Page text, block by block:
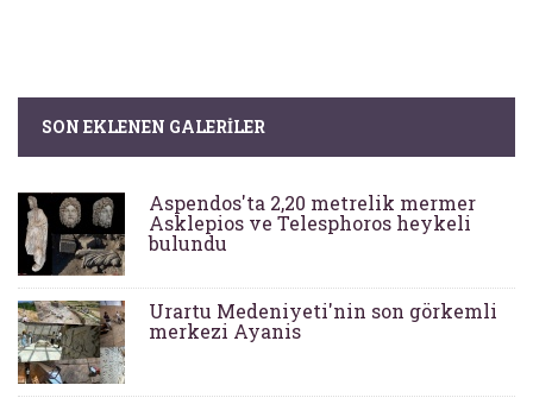
SON EKLENEN GALERILER
Aspendos'ta 2,20 metrelik mermer
Asklepios ve Telesphoros heykeli
bulundu
Urartu Medeniyeti'nin son görkemli
merkezi Ayanis